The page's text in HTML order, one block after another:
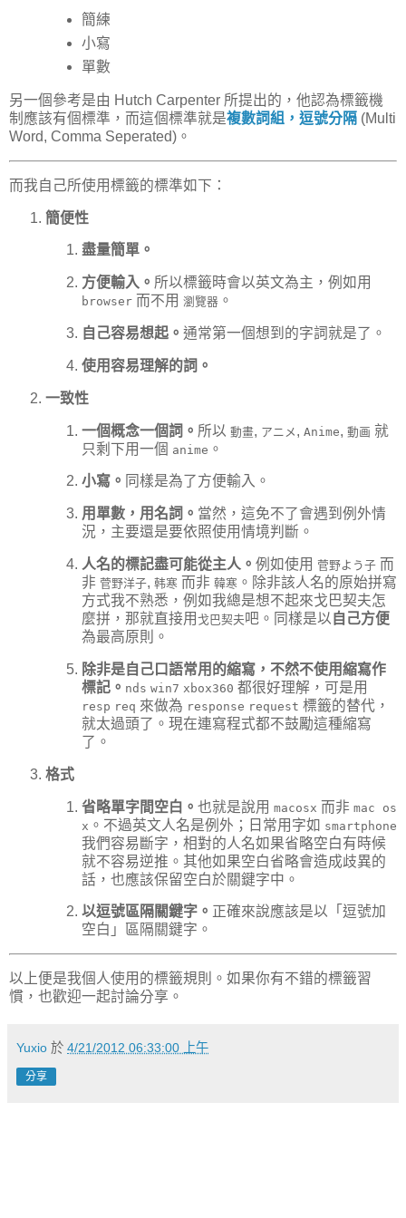
簡練
小寫
單數
另一個參考是由 Hutch Carpenter 所提出的，他認為標籤機
制應該有個標準，而這個標準就是複數詞組，逗號分隔 (Multi
Word, Comma Seperated)。
而我自己所使用標籤的標準如下：
簡便性
盡量簡單。
方便輸入。 所以標籤時會以英文為主，例如用
browser 而不用 瀏覽器 。
自己容易想起。 通常第一個想到的字詞就是了。
使用容易理解的詞。
一致性
一個概念一個詞。 所以 動畫, アニメ , Anime, 動画 就
只剩下用一個 anime 。
小寫。 同樣是為了方便輸入。
用單數，用名詞。 當然，這免不了會遇到例外情
況，主要還是要依照使用情境判斷。
人名的標記盡可能從主人。 例如使用 菅野よう子 而
非 菅野洋子, 韩寒 而非 韓寒 。除非該人名的原始拼寫
方式我不熟悉，例如我總是想不起來戈巴契夫怎
麼拼，那就直接用 戈巴契夫吧。同樣是以 自己方便
為最高原則。
除非是自己口語常用的縮寫，不然不使用縮寫作
標記。 nds win7 xbox360 都很好理解，可是用
resp req 來做為 response request 標籤的替代，
就太過頭了。現在連寫程式都不鼓勵這種縮寫
了。
格式
省略單字間空白。 也就是說用 macosx 而非 mac os
x 。不過英文人名是例外；日常用字如 smartphone
我們容易斷字，相對的人名如果省略空白有時候
就不容易逆推。其他如果空白省略會造成歧異的
話，也應該保留空白於關鍵字中。
以逗號區隔關鍵字。 正確來說應該是以「逗號加
空白」區隔關鍵字。
以上便是我個人使用的標籤規則。如果你有不錯的標籤習
慣，也歡迎一起討論分享。
Yuxio 於 4/21/2012 06:33:00 上午
分享